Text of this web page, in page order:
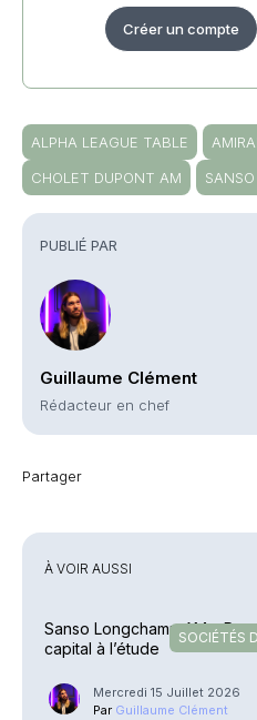
PUBLIÉ PAR
Guillaume Clément
Rédacteur en chef
Partager
Créer un compte
ALPHA LEAGUE TABLE
CHOLET DUPONT AM
À VOIR AUSSI
SOCIÉTÉS
Sanso Longchamp AM –
capital à l’étude
Mercredi 15 Juillet 2026
Par Guillaume Clément